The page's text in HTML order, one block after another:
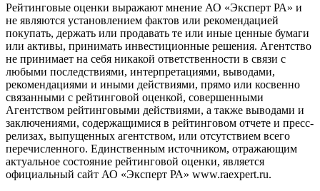
Рейтинговые оценки выражают мнение АО «Эксперт РА» и
не являются установлением фактов или рекомендацией
покупать, держать или продавать те или иные ценные бумаги
или активы, принимать инвестиционные решения. Агентство
не принимает на себя никакой ответственности в связи с
любыми последствиями, интерпретациями, выводами,
рекомендациями и иными действиями, прямо или косвенно
связанными с рейтинговой оценкой, совершенными
Агентством рейтинговыми действиями, а также выводами и
заключениями, содержащимися в рейтинговом отчете и пресс-
релизах, выпущенных агентством, или отсутствием всего
перечисленного. Единственным источником, отражающим
актуальное состояние рейтинговой оценки, является
официальный сайт АО «Эксперт РА» www.raexpert.ru.